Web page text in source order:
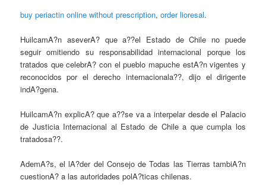
buy periactin online without prescription,order lioresal.
HuilcamA?n aseverA? que a??el Estado de Chile no puede
seguir omitiendo su responsabilidad internacional porque los
tratados que celebrA? con el pueblo mapuche estA?n vigentes y
reconocidos por el derecho internacionala??, dijo el dirigente
indA?gena.
HuilcamA?n explicA? que a??se va a interpelar desde el Palacio
de Justicia Internacional al Estado de Chile a que cumpla los
tratadosa??.
AdemA?s, el lA?der del Consejo de Todas las Tierras tambiA?n
cuestionA? a las autoridades polA?ticas chilenas.